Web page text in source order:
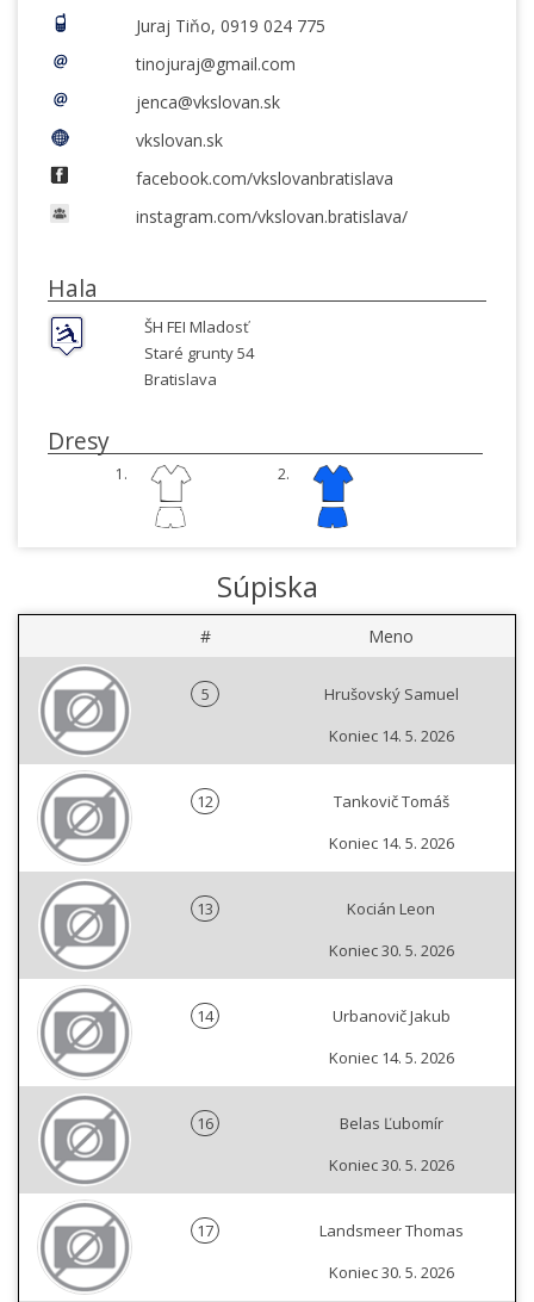
Juraj Tiňo, 0919 024 775
tinojuraj@gmail.com
jenca@vkslovan.sk
vkslovan.sk
facebook.com/vkslovanbratislava
instagram.com/vkslovan.bratislava/
Hala
ŠH FEI Mladosť
Staré grunty 54
Bratislava
Dresy
1. 2.
Súpiska
# Meno
5
Hrušovský Samuel
Koniec 14. 5. 2026
12
Tankovič Tomáš
Koniec 14. 5. 2026
13
Kocián Leon
Koniec 30. 5. 2026
14
Urbanovič Jakub
Koniec 14. 5. 2026
16
Belas Ľubomír
Koniec 30. 5. 2026
17
Landsmeer Thomas
Koniec 30. 5. 2026